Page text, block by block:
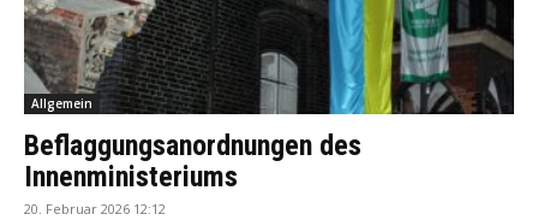
Allgemein
Beflaggungsanordnungen des
Innenministeriums
20. Februar 2026 12:12